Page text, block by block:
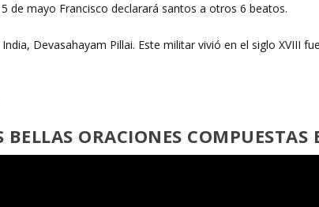
de mayo Francisco declarará santos a otros 6 beatos.
Devasahayam Pillai. Este militar vivió en el siglo XVIII
ORACIONES COMPUESTAS